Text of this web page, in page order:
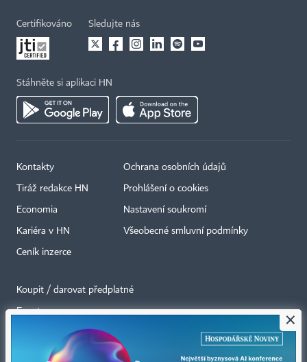
Certifikováno Sledujte nás
Stáhněte si aplikaci HN
Kontakty
Tiráž redakce HN
Economia
Kariéra v HN
Ceník inzerce
Ochrana osobních údajů
Prohlášení o cookies
Nastavení soukromí
Všeobecné smluvní podmínky
Koupit / darovat předplatné
Eventy
RSS kanály
×